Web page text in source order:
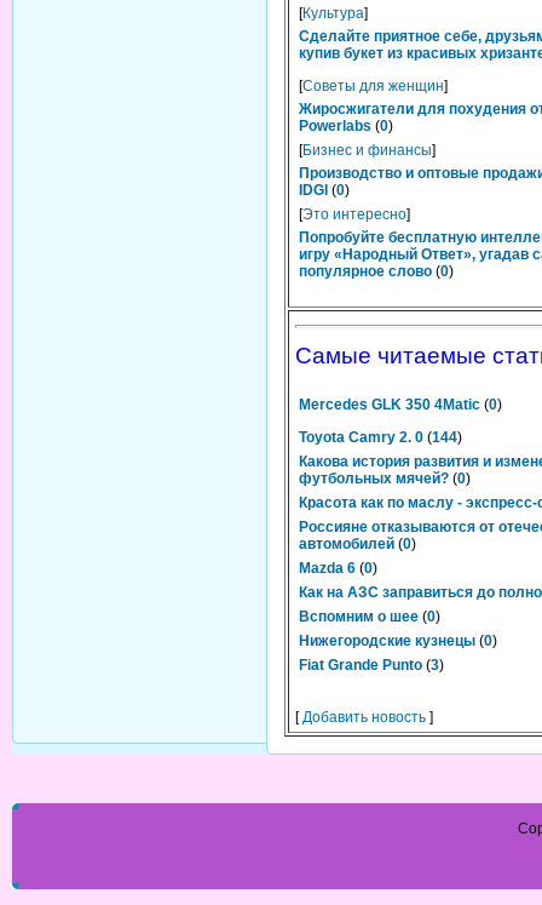
[Культура]
Сделайте приятное себе,
купив букет из красивых
[Советы для женщин]
Жиросжигатели для похудения
Powerlabs (0)
[Бизнес и финансы]
Производство и оптовые
IDGI (0)
[Это интересно]
Попробуйте бесплатную
игру «Народный Ответ», угадав
популярное слово (0)
Самые читаемые
Mercedes GLK 350 4Matic (0)
Toyota Camry 2. 0 (144)
Какова история развития и
футбольных мячей? (0)
Красота как по маслу -
Россияне отказываются от
автомобилей (0)
Mazda 6 (0)
Как на АЗС заправиться до
Вспомним о шее (0)
Нижегородские кузнецы (0)
Fiat Grande Punto (3)
[Добавить новость ]